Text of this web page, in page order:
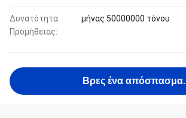
Δυνατότητα
Προμήθειας:
μήνας 50000000 τόνου
Βρες ένα απόσπασμα.